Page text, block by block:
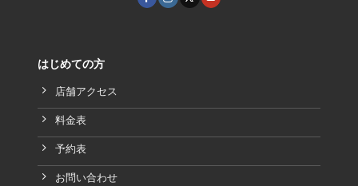
はじめての方
店舗アクセス
料金表
予約表
お問い合わせ